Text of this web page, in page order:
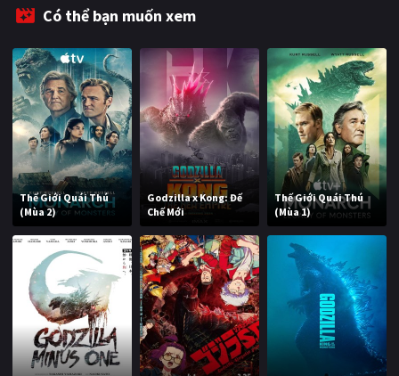
Có thể bạn muốn xem
Thế Giới Quái Thú
(Mùa 2)
Godzilla x Kong: Đế
Chế Mới
Thế Giới Quái Thú
(Mùa 1)